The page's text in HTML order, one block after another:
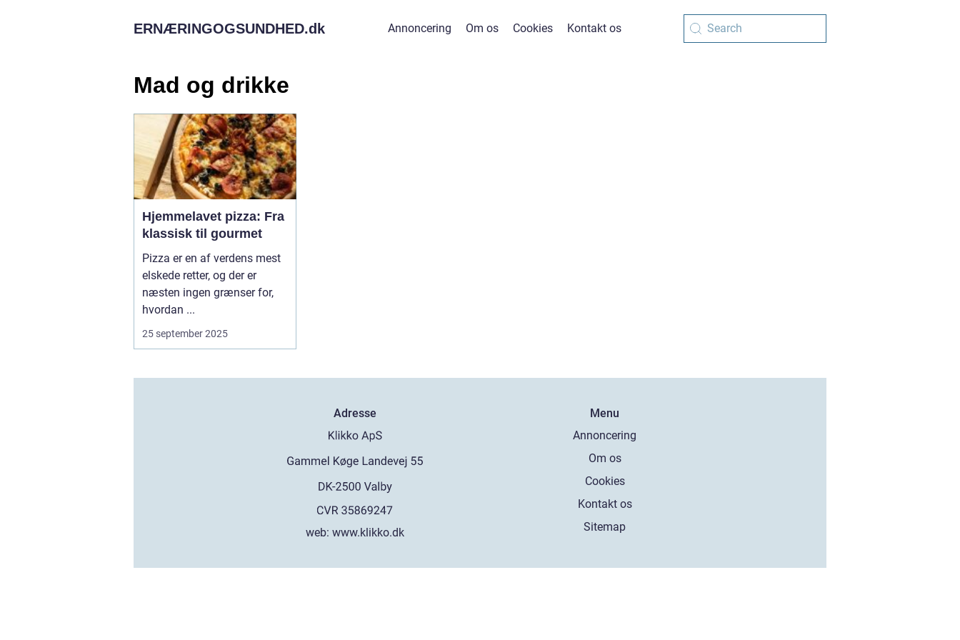
ERNÆRINGOGSUNDHED.dk Annoncering Om os Cookies Kontakt os
Mad og drikke
Hjemmelavet pizza: Fra
klassisk til gourmet
Pizza er en af verdens mest
elskede retter, og der er
næsten ingen grænser for,
hvordan ...
25 september 2025
Adresse
web:www.klikko.dk
Menu
Annoncering
Om os
Cookies
Kontakt os
Sitemap